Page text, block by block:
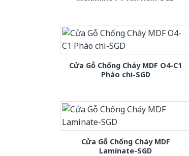
Cửa Gỗ Chống Cháy MDF O4-C1
Phào chi-SGD
Cửa Gỗ Chống Cháy MDF
Laminate-SGD